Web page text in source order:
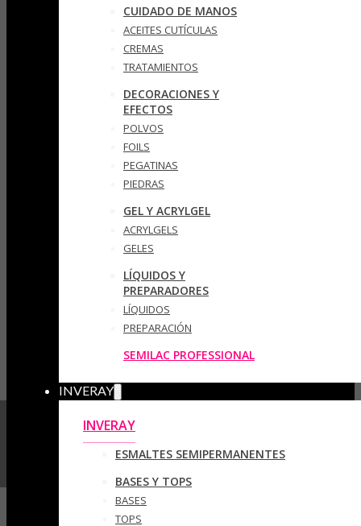
CUIDADO DE MANOS
ACEITES CUTÍCULAS
CREMAS
TRATAMIENTOS
DECORACIONES Y
EFECTOS
POLVOS
FOILS
PEGATINAS
PIEDRAS
GEL Y ACRYLGEL
ACRYLGELS
GELES
LÍQUIDOS Y
PREPARADORES
LÍQUIDOS
PREPARACIÓN
SEMILAC PROFESSIONAL
INVERAY
INVERAY
ESMALTES SEMIPERMANENTES
BASES Y TOPS
BASES
TOPS